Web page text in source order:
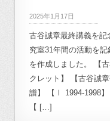
計画,22:高崎市立桜山
学校再生計画 ,
25:奈良プロジェクト,
27.森が学校計画
2025年1月17日
古谷誠章最終講義を記
究室31年間の活動を記
を作成しました。 【
クレット】 【古谷誠
譜】 【Ⅰ 1994-1998】
【 […]